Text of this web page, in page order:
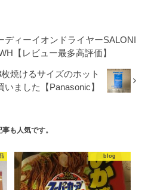
ディーイオンドライヤーSALONI
【レビュー最多高評価】
焼けるサイズのホット
いました【Panasonic】
も人気です。
blog